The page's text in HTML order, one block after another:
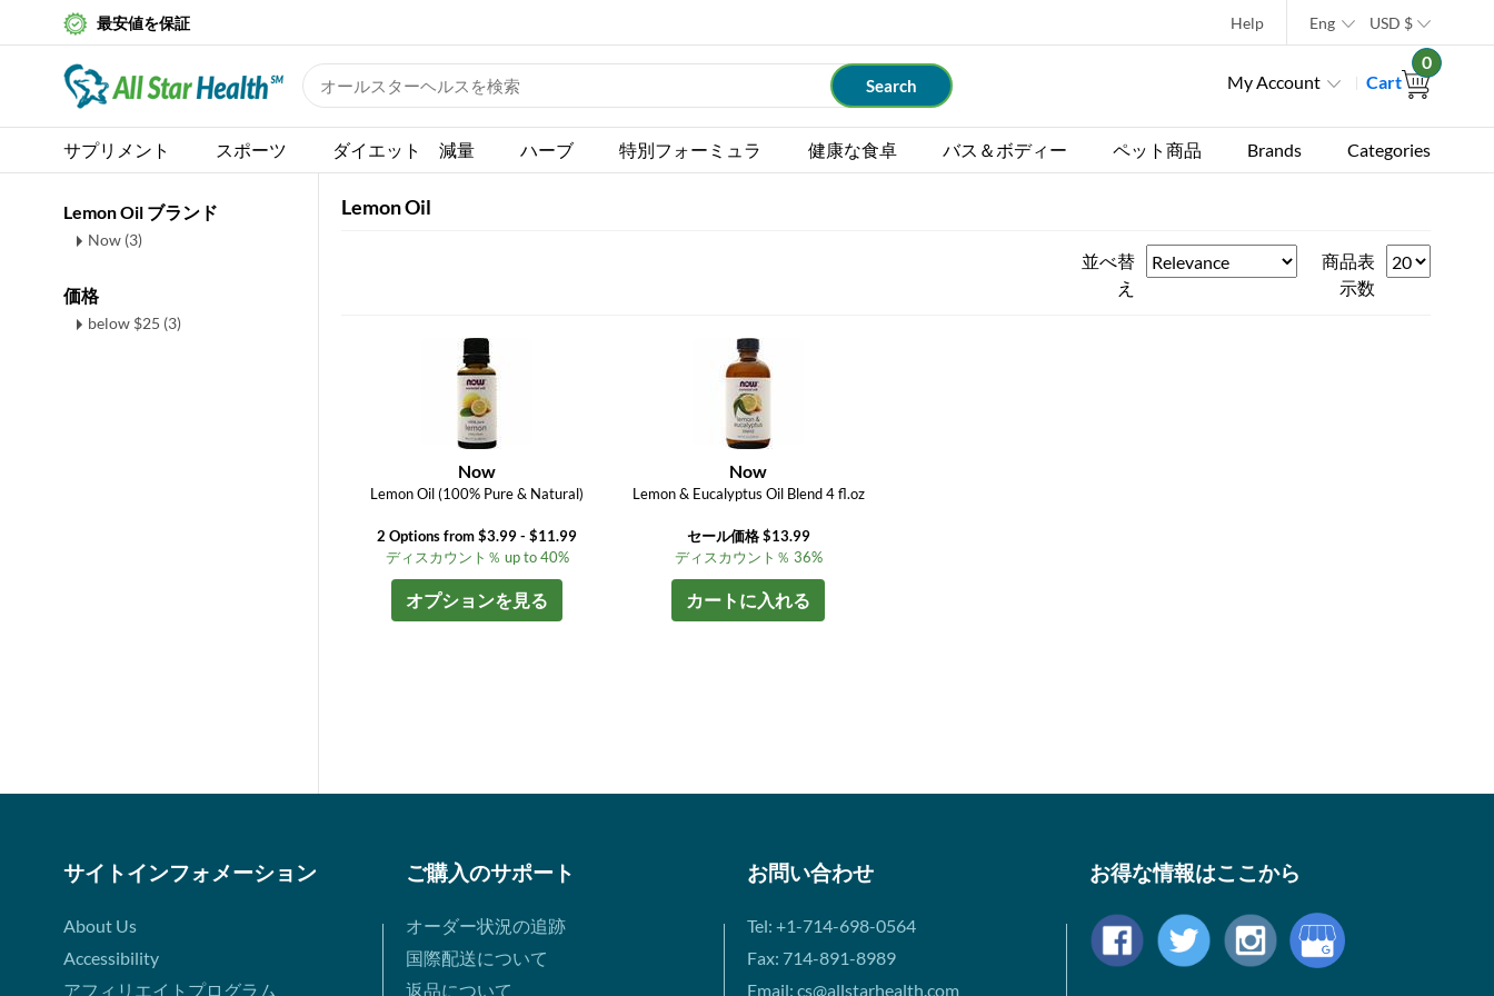
最安値を保証 Help Eng USD $
My Account Cart
0
サプリメント スポーツ ダイエット 減量 ハーブ 特別フォーミュラ 健康な食卓 バス＆ボディー ペット商品 Brands Categories
Lemon Oil ブランド
Now (3)
価格
below $25 (3)
Lemon Oil
並べ替
え
商品表
示数
Now
Lemon Oil (100% Pure & Natural)
2 Options from $3.99 - $11.99
ディスカウント％ up to 40%
オプションを見る
Now
Lemon & Eucalyptus Oil Blend 4 fl.oz
セール価格 $13.99
ディスカウント％ 36%
カートに入れる
サイトインフォメーション
About Us
Accessibility
アフィリエイトプログラム
ご購入のサポート
オーダー状況の追跡
国際配送について
返品について
お問い合わせ
Tel: +1-714-698-0564
Fax: 714-891-8989
Email: cs@allstarhealth.com
お得な情報はここから